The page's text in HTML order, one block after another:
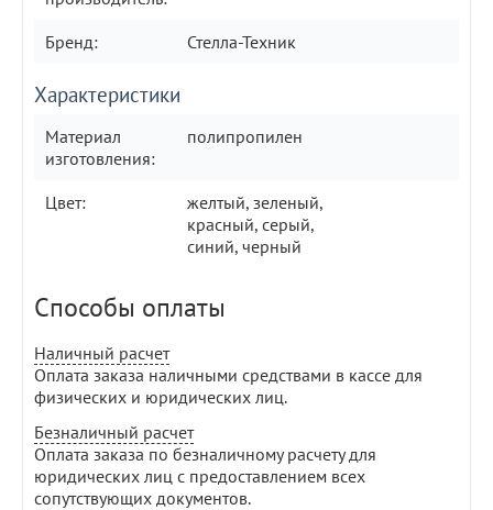
Бренд:
Стелла-Техник
Характеристики
Материал
изготовления:
полипропилен
Цвет:
желтый, зеленый,
красный, серый,
синий, черный
Способы оплаты
Наличный расчет
Оплата заказа наличными средствами в кассе для
физических и юридических лиц.
Безналичный расчет
Оплата заказа по безналичному расчету для
юридических лиц с предоставлением всех
сопутствующих документов.